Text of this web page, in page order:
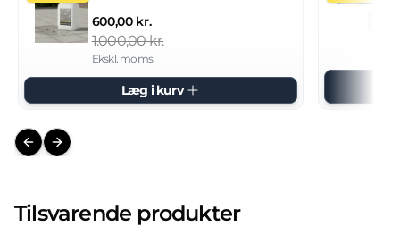
600,00 kr.
1.000,00 kr.
Ekskl. moms
Læg i kurv
Previous slide
Next slide
Tilsvarende produkter